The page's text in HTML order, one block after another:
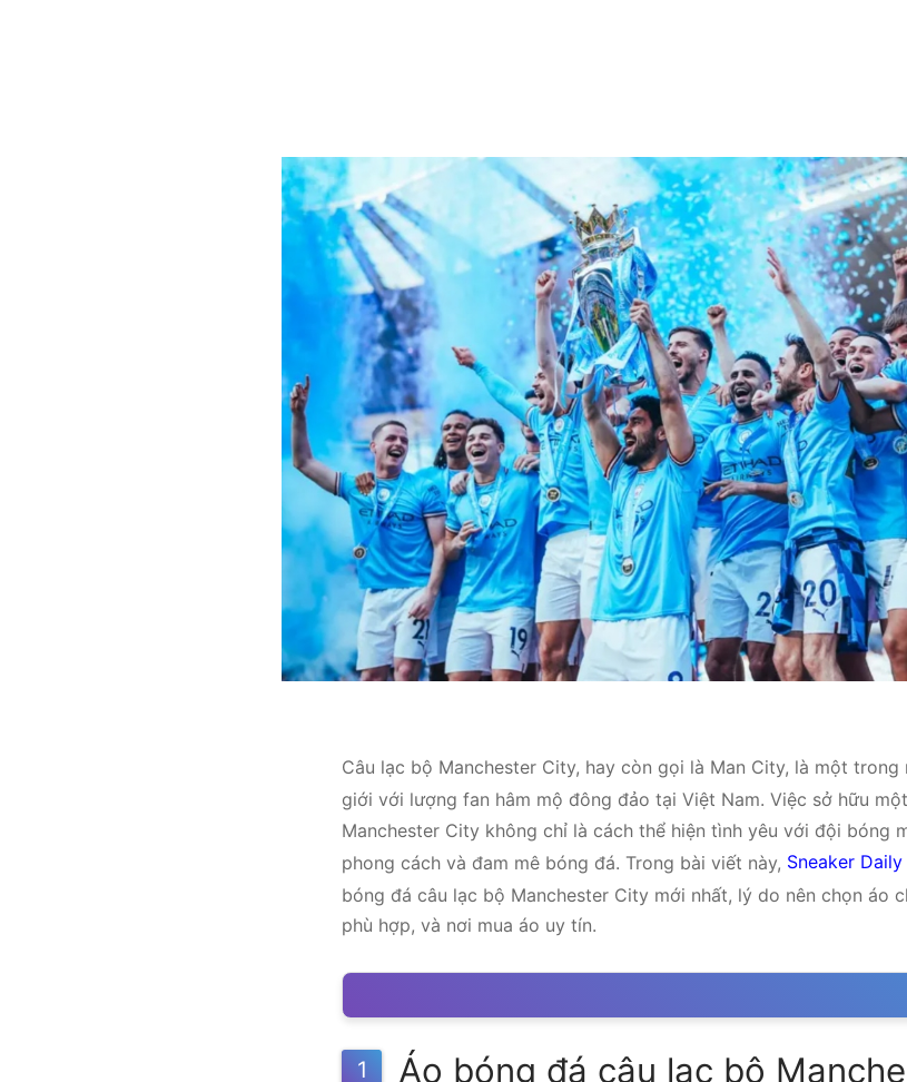
Câu lạc bộ Manchester City, hay còn gọi là Man City, là một
giới với lượng fan hâm mộ đông đảo tại Việt Nam. Việc sở hữu
Manchester City không chỉ là cách thể hiện tình yêu với đội bóng
phong cách và đam mê bóng đá. Trong bài viết này, Sneaker Daily
bóng đá câu lạc bộ Manchester City mới nhất, lý do nên chọn áo
phù hợp, và nơi mua áo uy tín.
1
Áo bóng đá câu lạc bộ